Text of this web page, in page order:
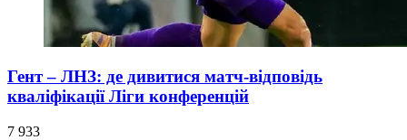
Гент – ЛНЗ: де дивитися матч-відповідь
кваліфікації Ліги конференцій
7 933